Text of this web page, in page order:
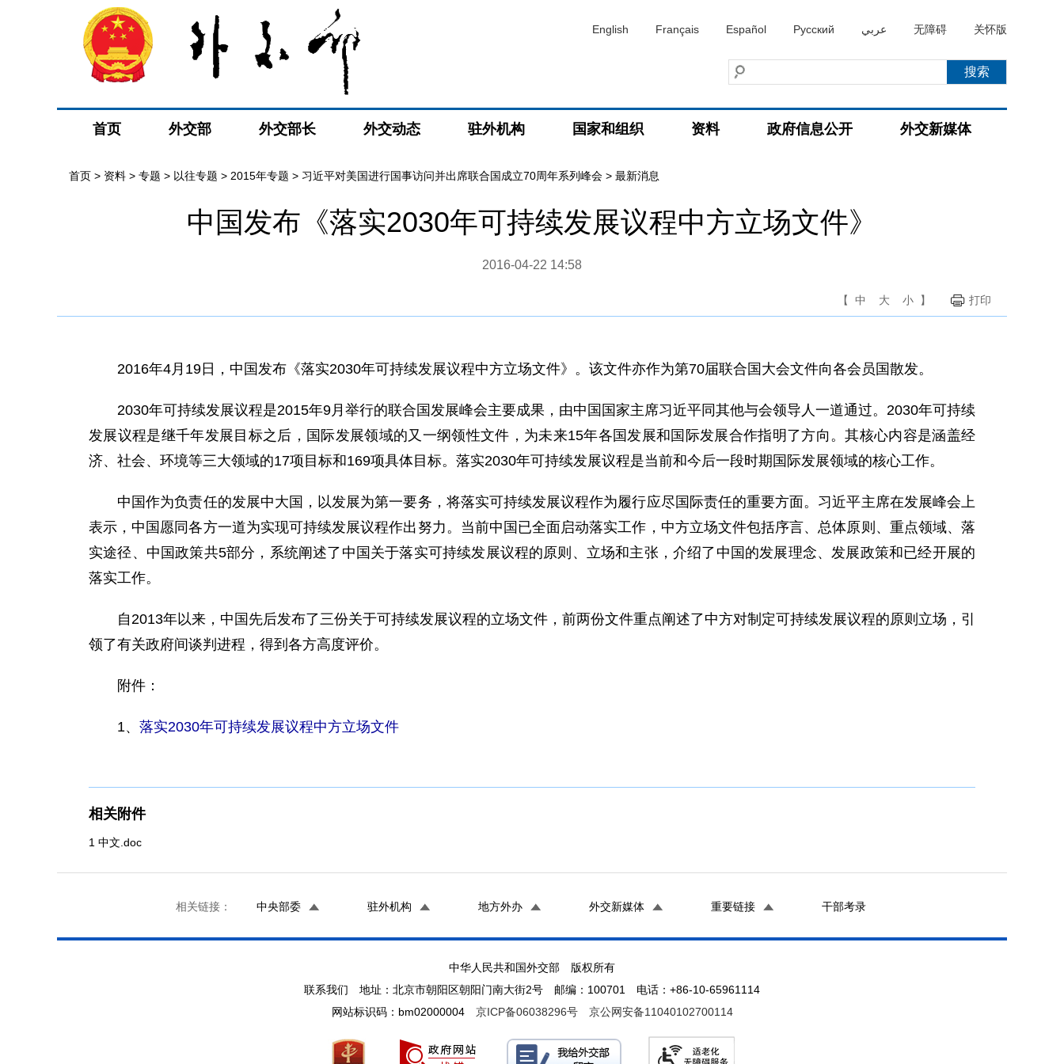
English Français Español Русский عربي 无障碍 关怀版
首页 外交部 外交部长 外交动态 驻外机构 国家和组织 资料 政府信息公开 外交新媒体
首页 > 资料 > 专题 > 以往专题 > 2015年专题 > 习近平对美国进行国事访问并出席联合国成立70周年系列峰会 > 最新消息
中国发布《落实2030年可持续发展议程中方立场文件》
2016-04-22 14:58
【 中 大 小 】 打印
2016年4月19日，中国发布《落实2030年可持续发展议程中方立场文件》。该文件亦作为第70届联合国大会文件向各会员国散发。
2030年可持续发展议程是2015年9月举行的联合国发展峰会主要成果，由中国国家主席习近平同其他与会领导人一道通过。2030年可持续
发展议程是继千年发展目标之后，国际发展领域的又一纲领性文件，为未来15年各国发展和国际发展合作指明了方向。其核心内容是涵盖经
济、社会、环境等三大领域的17项目标和169项具体目标。落实2030年可持续发展议程是当前和今后一段时期国际发展领域的核心工作。
中国作为负责任的发展中大国，以发展为第一要务，将落实可持续发展议程作为履行应尽国际责任的重要方面。习近平主席在发展峰会上
表示，中国愿同各方一道为实现可持续发展议程作出努力。当前中国已全面启动落实工作，中方立场文件包括序言、总体原则、重点领域、落
实途径、中国政策共5部分，系统阐述了中国关于落实可持续发展议程的原则、立场和主张，介绍了中国的发展理念、发展政策和已经开展的
落实工作。
自2013年以来，中国先后发布了三份关于可持续发展议程的立场文件，前两份文件重点阐述了中方对制定可持续发展议程的原则立场，引
领了有关政府间谈判进程，得到各方高度评价。
附件：
1、 落实2030年可持续发展议程中方立场文件
相关附件
1 中文.doc
相关链接： 中央部委 驻外机构 地方外办 外交新媒体 重要链接 干部考录
中华人民共和国外交部 版权所有
联系我们 地址：北京市朝阳区朝阳门南大街2号 邮编：100701 电话：+86-10-65961114
网站标识码：bm02000004 京ICP备06038296号 京公网安备11040102700114